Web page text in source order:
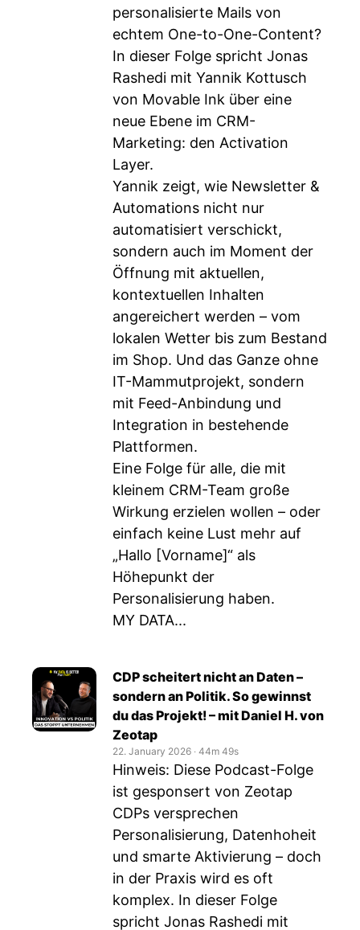
personalisierte Mails von
echtem One-to-One-Content?
In dieser Folge spricht Jonas
Rashedi mit Yannik Kottusch
von Movable Ink über eine
neue Ebene im CRM-
Marketing: den Activation
Layer.
Yannik zeigt, wie Newsletter &
Automations nicht nur
automatisiert verschickt,
sondern auch im Moment der
Öffnung mit aktuellen,
kontextuellen Inhalten
angereichert werden – vom
lokalen Wetter bis zum Bestand
im Shop. Und das Ganze ohne
IT-Mammutprojekt, sondern
mit Feed-Anbindung und
Integration in bestehende
Plattformen.
Eine Folge für alle, die mit
kleinem CRM-Team große
Wirkung erzielen wollen – oder
einfach keine Lust mehr auf
„Hallo [Vorname]“ als
Höhepunkt der
Personalisierung haben.
MY DATA...
CDP scheitert nicht an Daten –
sondern an Politik. So gewinnst
du das Projekt! – mit Daniel H. von
Zeotap
22. January 2026 ‧ 44m 49s
Hinweis: Diese Podcast-Folge
ist gesponsert von Zeotap
CDPs versprechen
Personalisierung, Datenhoheit
und smarte Aktivierung – doch
in der Praxis wird es oft
komplex. In dieser Folge
spricht Jonas Rashedi mit